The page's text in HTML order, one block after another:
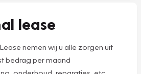
lease
nemen wij u alle zorgen uit
bedrag per maand